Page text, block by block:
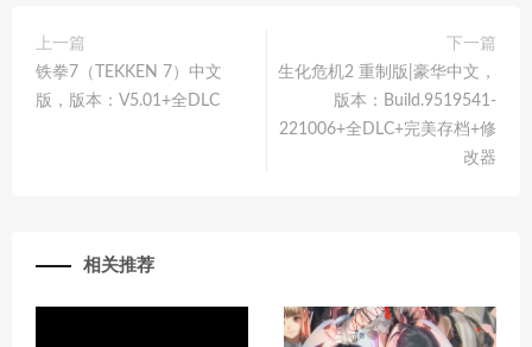
上一篇
铁拳7（TEKKEN 7）中文
版，版本：V5.01+全DLC
下一篇
生化危机2 重制版|豪华中文，
版本：Build.9519541-
221006+全DLC+完美存档+修
改器
相关推荐